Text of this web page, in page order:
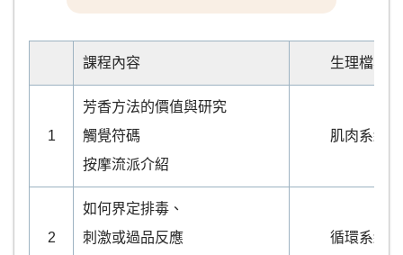
課程內容 生理檔案
1
芳香方法的價值與研究
觸覺符碼
按摩流派介紹
肌肉系統
2
如何界定排毒、
刺激或過品反應
循環系統